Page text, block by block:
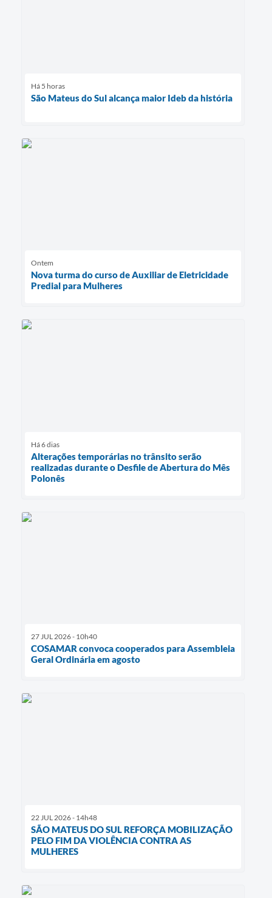
Há 5 horas
São Mateus do Sul alcança maior Ideb da história
Ontem
Nova turma do curso de Auxiliar de Eletricidade
Predial para Mulheres
Há 6 dias
Alterações temporárias no trânsito serão
realizadas durante o Desfile de Abertura do Mês
Polonês
27 JUL 2026 - 10h40
COSAMAR convoca cooperados para Assembleia
Geral Ordinária em agosto
22 JUL 2026 - 14h48
SÃO MATEUS DO SUL REFORÇA MOBILIZAÇÃO
PELO FIM DA VIOLÊNCIA CONTRA AS
MULHERES